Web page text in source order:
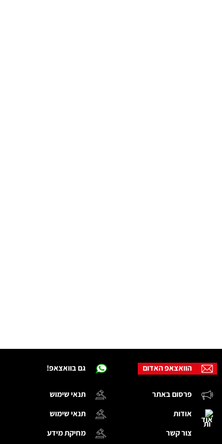
גם בוואצאפ!
תנאי שימוש
תנאי שימוש
מחיקת מידע
הוואצאפ האדום
פרסום באתר
אודות
צור קשר